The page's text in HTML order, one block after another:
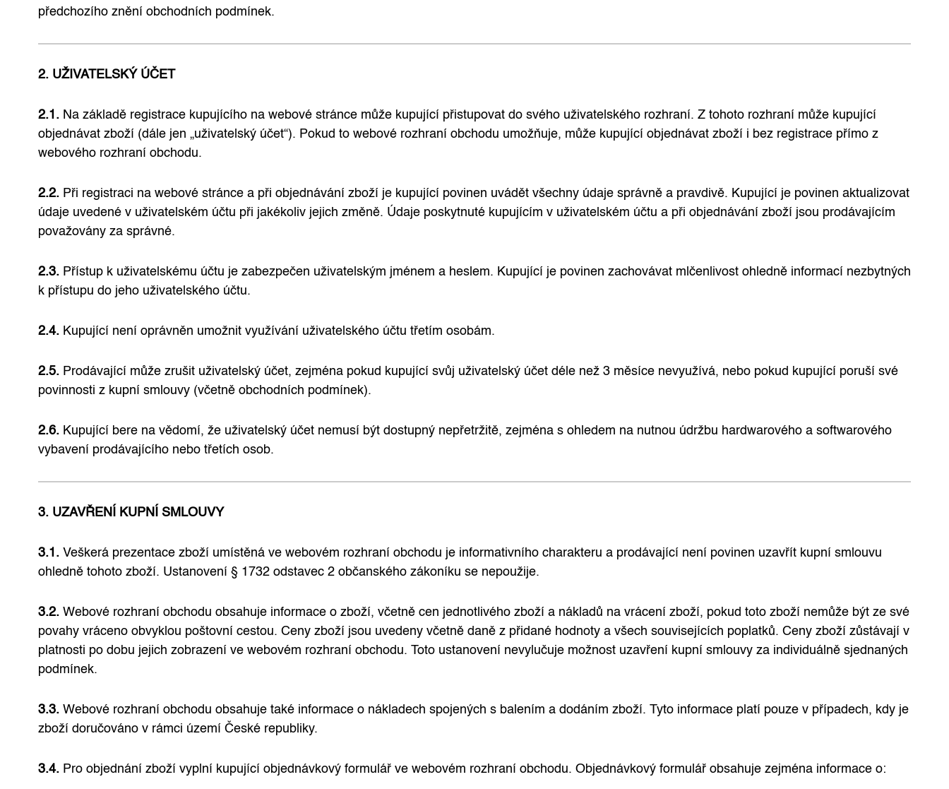
předchozího znění obchodních podmínek.
2. UŽIVATELSKÝ ÚČET
2.1.Na základě registrace kupujícího na webové stránce může kupující přistupovat do svého uživatelského rozhraní. Z tohoto rozhraní může kupující
objednávat zboží (dále jen „uživatelský účet“). Pokud to webové rozhraní obchodu umožňuje, může kupující objednávat zboží i bez registrace přímo z
webového rozhraní obchodu.
2.2.Při registraci na webové stránce a při objednávání zboží je kupující povinen uvádět všechny údaje správně a pravdivě. Kupující je povinen aktualizovat
údaje uvedené v uživatelském účtu při jakékoliv jejich změně. Údaje poskytnuté kupujícím v uživatelském účtu a při objednávání zboží jsou prodávajícím
považovány za správné.
2.3.Přístup k uživatelskému účtu je zabezpečen uživatelským jménem a heslem. Kupující je povinen zachovávat mlčenlivost ohledně informací nezbytných
k přístupu do jeho uživatelského účtu.
2.4.Kupující není oprávněn umožnit využívání uživatelského účtu třetím osobám.
2.5.Prodávající může zrušit uživatelský účet, zejména pokud kupující svůj uživatelský účet déle než 3 měsíce nevyužívá, nebo pokud kupující poruší své
povinnosti z kupní smlouvy (včetně obchodních podmínek).
2.6.Kupující bere na vědomí, že uživatelský účet nemusí být dostupný nepřetržitě, zejména s ohledem na nutnou údržbu hardwarového a softwarového
vybavení prodávajícího nebo třetích osob.
3. UZAVŘENÍ KUPNÍ SMLOUVY
3.1.Veškerá prezentace zboží umístěná ve webovém rozhraní obchodu je informativního charakteru a prodávající není povinen uzavřít kupní smlouvu
ohledně tohoto zboží. Ustanovení § 1732 odstavec 2 občanského zákoníku se nepoužije.
3.2.Webové rozhraní obchodu obsahuje informace o zboží, včetně cen jednotlivého zboží a nákladů na vrácení zboží, pokud toto zboží nemůže být ze své
povahy vráceno obvyklou poštovní cestou. Ceny zboží jsou uvedeny včetně daně z přidané hodnoty a všech souvisejících poplatků. Ceny zboží zůstávají v
platnosti po dobu jejich zobrazení ve webovém rozhraní obchodu. Toto ustanovení nevylučuje možnost uzavření kupní smlouvy za individuálně sjednaných
podmínek.
3.3.Webové rozhraní obchodu obsahuje také informace o nákladech spojených s balením a dodáním zboží. Tyto informace platí pouze v případech, kdy je
zboží doručováno v rámci území České republiky.
3.4.Pro objednání zboží vyplní kupující objednávkový formulář ve webovém rozhraní obchodu. Objednávkový formulář obsahuje zejména informace o: